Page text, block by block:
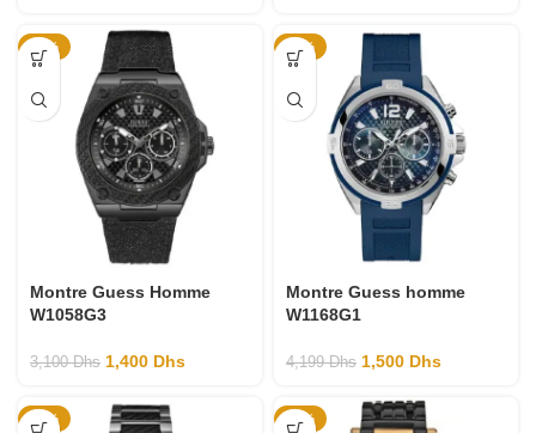
-55%
Montre Guess Homme
W1058G3
3,100Dhs 1,400 Dhs
-64%
Montre Guess homme
W1168G1
4,199Dhs 1,500 Dhs
-63% -71%